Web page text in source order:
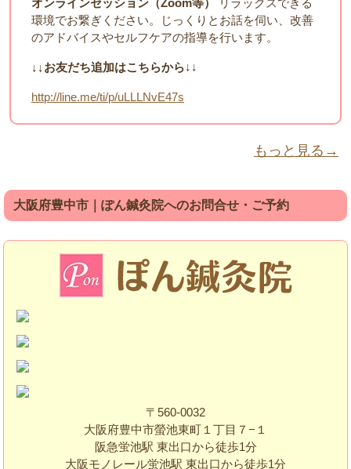
オンラインセッション（Zoom等）
リラックスできる
環境でお繋ぎください。じっくりとお話を伺い、改善
のアドバイスやセルフケアの指導を行います。
↓↓お友だち追加はこちらから↓↓
http://line.me/ti/p/uLLLNvE47s
もっと見る→
大阪府豊中市｜ぽん鍼灸院へのお問合せ・ご予約
〒560-0032
大阪府豊中市螢池東町１丁目７−１
阪急蛍池駅 東出口から徒歩1分
大阪モノレール蛍池駅 東出口から徒歩1分